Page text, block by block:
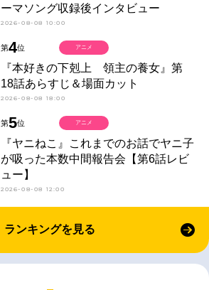
ーマソング収録後インタビュー
2026-08-08 10:00
第4位
『本好きの下剋上 領主の養女』第
18話あらすじ＆場面カット
2026-08-08 18:00
アニメ
第5位
『ヤニねこ』これまでのお話でヤニ子
が吸った本数中間報告会【第6話レビ
ュー】
2026-08-08 12:00
アニメ
ランキングを見る